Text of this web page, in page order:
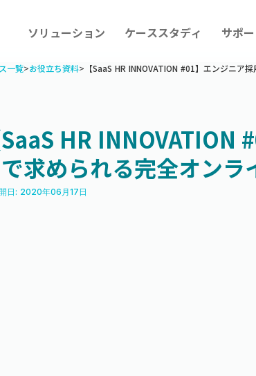
ソリューション ケーススタディ サポ
一覧>お役立ち資料> 【SaaS HR INNOVATION #01】エンジニア
SaaS HR INNOVATION
求められる完全オンラ
日: 2020年06月17日